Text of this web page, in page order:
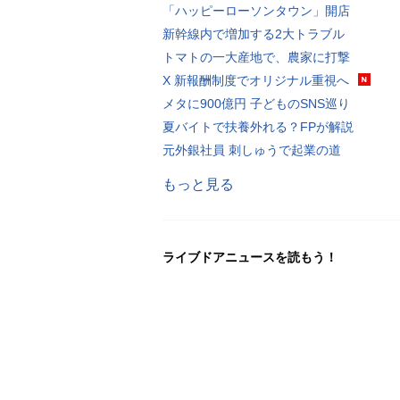
「ハッピーローソンタウン」開店
新幹線内で増加する2大トラブル
トマトの一大産地で、農家に打撃
X 新報酬制度でオリジナル重視へ
メタに900億円 子どものSNS巡り
夏バイトで扶養外れる？FPが解説
元外銀社員 刺しゅうで起業の道
もっと見る
ライブドアニュースを読もう！